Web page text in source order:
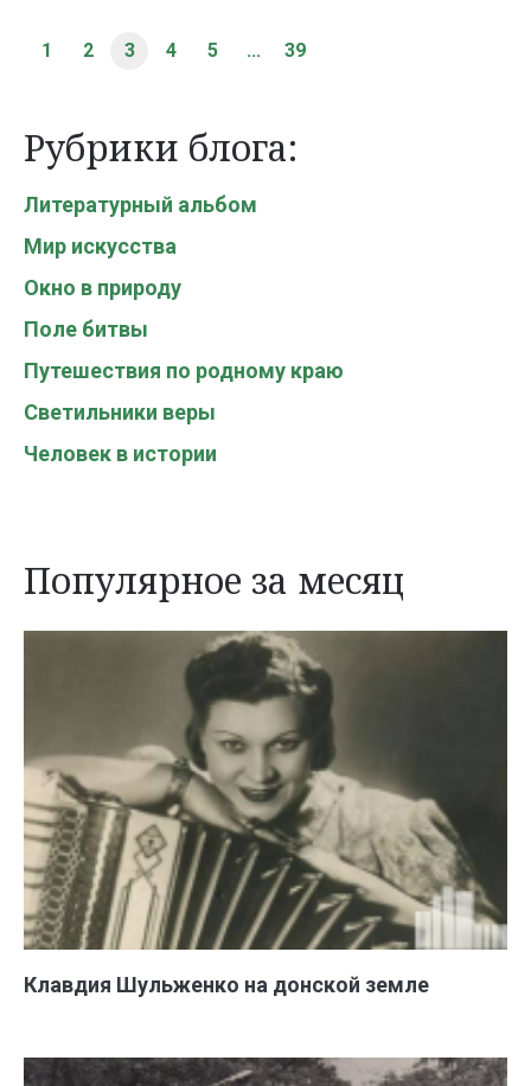
1 2 3 4 5 ... 39
Рубрики блога:
Литературный альбом
Мир искусства
Окно в природу
Поле битвы
Путешествия по родному краю
Светильники веры
Человек в истории
Популярное за месяц
Клавдия Шульженко на донской земле